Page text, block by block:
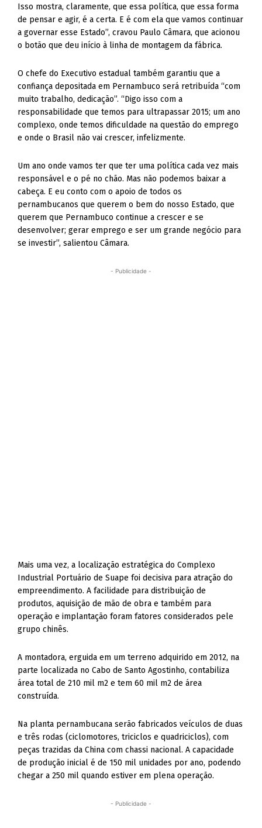
Isso mostra, claramente, que essa política, que essa forma
de pensar e agir, é a certa. E é com ela que vamos continuar
a governar esse Estado”, cravou Paulo Câmara, que acionou
o botão que deu início à linha de montagem da fábrica.
O chefe do Executivo estadual também garantiu que a
confiança depositada em Pernambuco será retribuída “com
muito trabalho, dedicação”. “Digo isso com a
responsabilidade que temos para ultrapassar 2015; um ano
complexo, onde temos dificuldade na questão do emprego
e onde o Brasil não vai crescer, infelizmente.
Um ano onde vamos ter que ter uma política cada vez mais
responsável e o pé no chão. Mas não podemos baixar a
cabeça. E eu conto com o apoio de todos os
pernambucanos que querem o bem do nosso Estado, que
querem que Pernambuco continue a crescer e se
desenvolver; gerar emprego e ser um grande negócio para
se investir”, salientou Câmara.
- Publicidade -
Mais uma vez, a localização estratégica do Complexo
Industrial Portuário de Suape foi decisiva para atração do
empreendimento. A facilidade para distribuição de
produtos, aquisição de mão de obra e também para
operação e implantação foram fatores considerados pele
grupo chinês.
A montadora, erguida em um terreno adquirido em 2012, na
parte localizada no Cabo de Santo Agostinho, contabiliza
área total de 210 mil m2 e tem 60 mil m2 de área
construída.
Na planta pernambucana serão fabricados veículos de duas
e três rodas (ciclomotores, triciclos e quadriciclos), com
peças trazidas da China com chassi nacional. A capacidade
de produção inicial é de 150 mil unidades por ano, podendo
chegar a 250 mil quando estiver em plena operação.
- Publicidade -